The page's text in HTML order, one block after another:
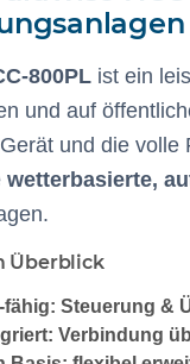
800PL ist ein
und auf
und die volle
wetterbasierte,
Überblick
fähig: Steuerung &
: Verbindung